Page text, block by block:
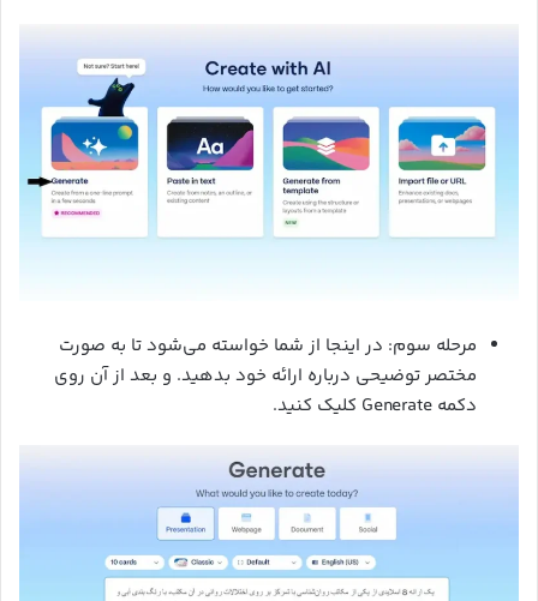
مرحله سوم: در اینجا از شما خواسته می‌شود تا به صورت
مختصر توضیحی درباره ارائه خود بدهید. و بعد از آن روی
دکمه Generate کلیک کنید.